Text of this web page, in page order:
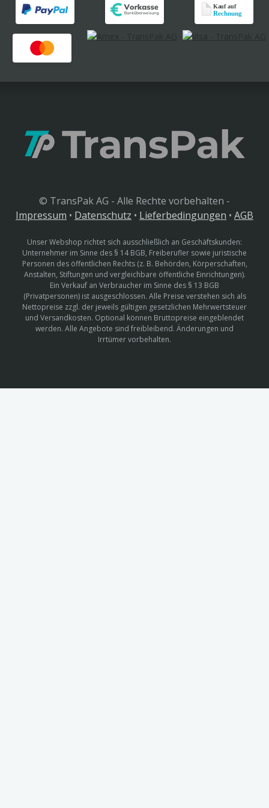
© TransPak AG - Alle Rechte vorbehalten -
Impressum • Datenschutz • Lieferbedingungen • AGB
Unser Webshop richtet sich ausschließlich an Geschäftskunden:
Unternehmer im Sinne des § 14 BGB, Freiberufler sowie juristische
Personen des öffentlichen Rechts (z. B. Behörden, Körperschaften,
Anstalten, Stiftungen und vergleichbare öffentliche Einrichtungen).
Ein Verkauf an Verbraucher im Sinne des § 13 BGB
(Privatpersonen) ist ausgeschlossen. Alle Preise verstehen sich als
Nettopreise zzgl. der jeweils gültigen gesetzlichen Mehrwertsteuer
und Versandkosten. Optional können Bruttopreise eingeblendet
werden. Alle Angebote sind freibleibend. Änderungen und
Irrtümer vorbehalten.